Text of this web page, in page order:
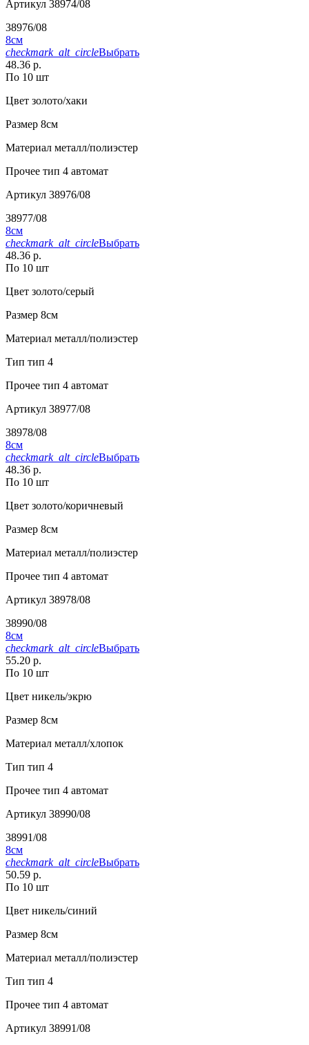
Артикул 38974/08
38976/08
8см
checkmark_alt_circleВыбрать
48.36 р.
По 10 шт
Цвет золото/хаки
Размер 8см
Материал металл/полиэстер
Прочее тип 4 автомат
Артикул 38976/08
38977/08
8см
checkmark_alt_circleВыбрать
48.36 р.
По 10 шт
Цвет золото/серый
Размер 8см
Материал металл/полиэстер
Тип тип 4
Прочее тип 4 автомат
Артикул 38977/08
38978/08
8см
checkmark_alt_circleВыбрать
48.36 р.
По 10 шт
Цвет золото/коричневый
Размер 8см
Материал металл/полиэстер
Прочее тип 4 автомат
Артикул 38978/08
38990/08
8см
checkmark_alt_circleВыбрать
55.20 р.
По 10 шт
Цвет никель/экрю
Размер 8см
Материал металл/хлопок
Тип тип 4
Прочее тип 4 автомат
Артикул 38990/08
38991/08
8см
checkmark_alt_circleВыбрать
50.59 р.
По 10 шт
Цвет никель/синий
Размер 8см
Материал металл/полиэстер
Тип тип 4
Прочее тип 4 автомат
Артикул 38991/08